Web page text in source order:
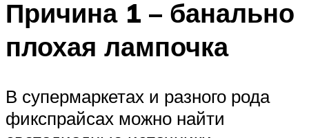
Причина 1 – банально
плохая лампочка
В супермаркетах и разного рода
фикспрайсах можно найти